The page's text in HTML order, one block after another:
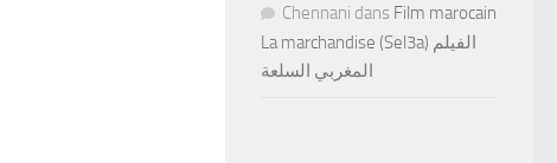
Chennani dans Film marocain
La marchandise (Sel3a) الفيلم
المغربي السلعة